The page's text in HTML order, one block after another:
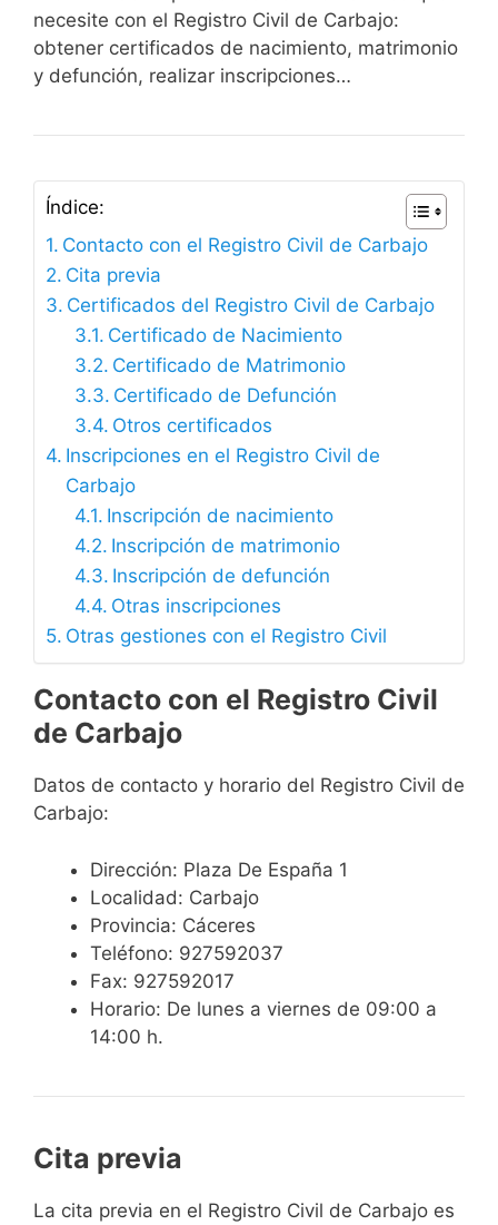
necesite con el Registro Civil de Carbajo:
obtener certificados de nacimiento, matrimonio
y defunción, realizar inscripciones…
Índice:
Contacto con el Registro Civil de Carbajo
Cita previa
Certificados del Registro Civil de Carbajo
Certificado de Nacimiento
Certificado de Matrimonio
Certificado de Defunción
Otros certificados
Inscripciones en el Registro Civil de
Carbajo
Inscripción de nacimiento
Inscripción de matrimonio
Inscripción de defunción
Otras inscripciones
Otras gestiones con el Registro Civil
Contacto con el Registro Civil
de Carbajo
Datos de contacto y horario del Registro Civil de
Carbajo:
Dirección: Plaza De España 1
Localidad: Carbajo
Provincia: Cáceres
Teléfono: 927592037
Fax: 927592017
Horario: De lunes a viernes de 09:00 a
14:00 h.
Cita previa
​​​​​​​​​​​​​​​​​​​​​​​​​​​​La cita previa en el Registro Civil de Carbajo es